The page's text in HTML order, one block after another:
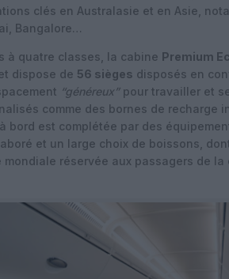
clés en Australasie et en Asie,
Bangalore…
à quatre classes, la cabine Premium
dispose de 56 sièges disposés en
“généreux”pour travailler et
comme des bornes de recharge
bord est complétée par des
et un large choix de boissons,
mondiale réservée aux passagers de la